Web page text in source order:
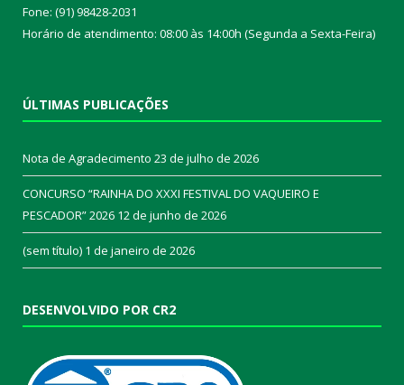
Fone: (91) 98428-2031
Horário de atendimento: 08:00 às 14:00h (Segunda a Sexta-Feira)
ÚLTIMAS PUBLICAÇÕES
Nota de Agradecimento 23 de julho de 2026
CONCURSO “RAINHA DO XXXI FESTIVAL DO VAQUEIRO E
PESCADOR” 2026 12 de junho de 2026
(sem título) 1 de janeiro de 2026
DESENVOLVIDO POR CR2